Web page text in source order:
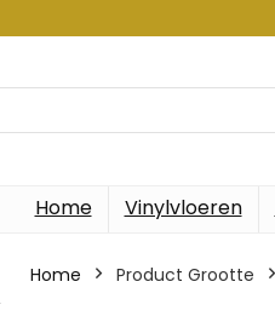
Home Vinylvloeren
Home Product Grootte